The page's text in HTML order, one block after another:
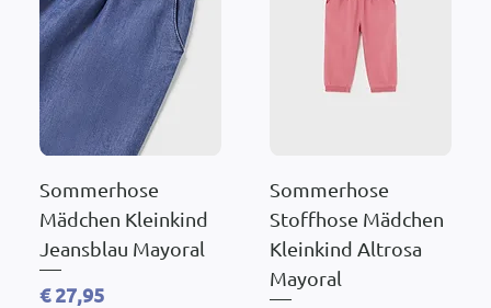
Sommerhose
Mädchen Kleinkind
Jeansblau Mayoral
Preis
€ 27,95
Sommerhose
Stoffhose Mädchen
Kleinkind Altrosa
Mayoral